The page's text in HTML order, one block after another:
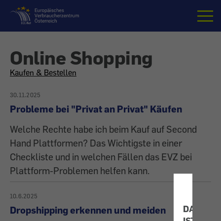
Startseite
Online Shopping
All
articles
on
the
topic
Kaufen & Bestellen
30.11.2025
Probleme bei "Privat an Privat" Käufen
Welche Rechte habe ich beim Kauf auf Second
Hand Plattformen? Das Wichtigste in einer
Checkliste und in welchen Fällen das EVZ bei
Plattform-Problemen helfen kann.
10.6.2025
Dropshipping erkennen und meiden